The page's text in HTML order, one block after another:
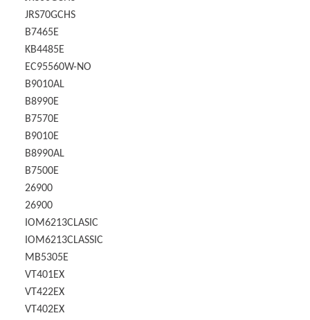
JRS70GCHS
B7465E
KB4485E
EC95560W-NO
B9010AL
B8990E
B7570E
B9010E
B8990AL
B7500E
26900
26900
IOM6213CLASIC
IOM6213CLASSIC
MB5305E
VT401EX
VT422EX
VT402EX